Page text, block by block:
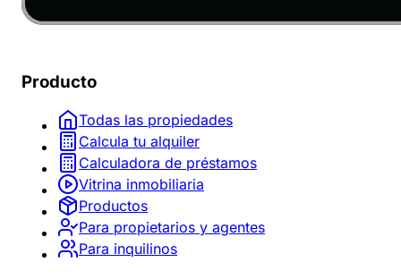
Producto
Todas las propiedades
Calcula tu alquiler
Calculadora de préstamos
Vitrina inmobiliaria
Productos
Para propietarios y agentes
Para inquilinos